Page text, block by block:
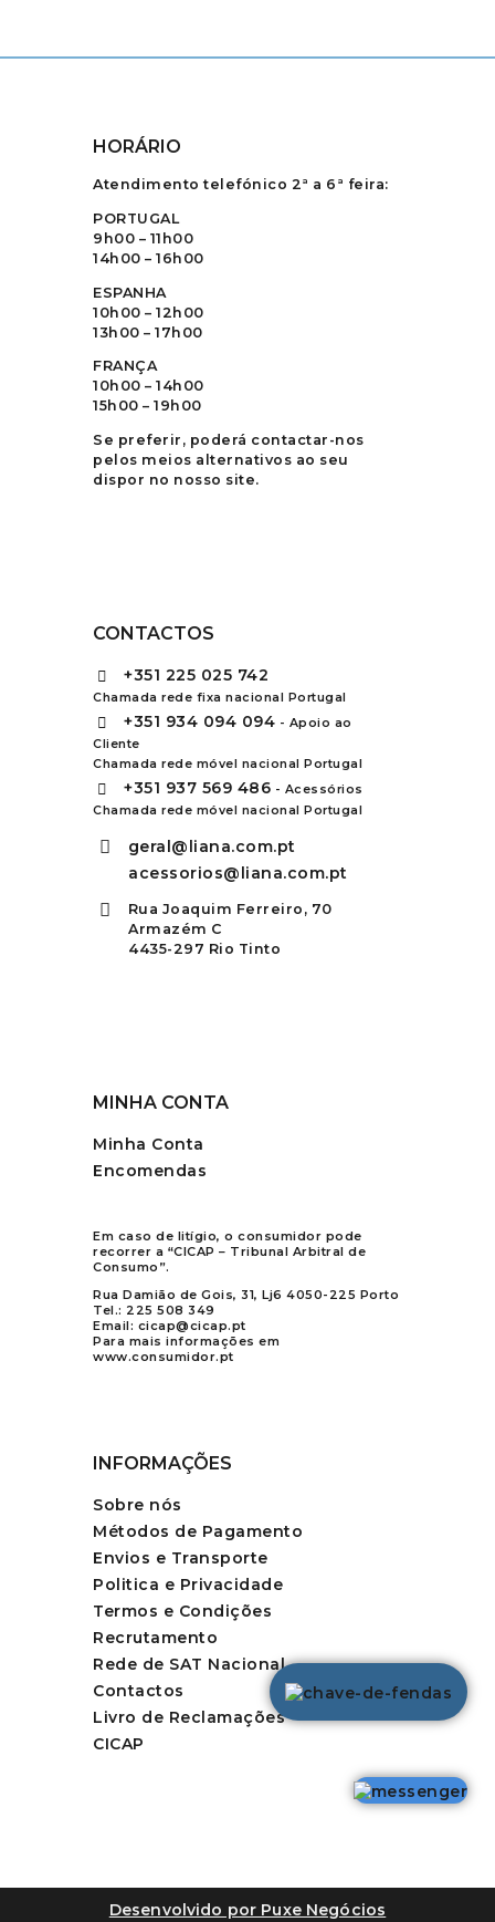
HORÁRIO
Atendimento telefónico 2ª a 6ª feira:
PORTUGAL
9h00 – 11h00
14h00 – 16h00
ESPANHA
10h00 – 12h00
13h00 – 17h00
FRANÇA
10h00 – 14h00
15h00 – 19h00
Se preferir, poderá contactar-nos
pelos meios alternativos ao seu
dispor no nosso site.
CONTACTOS
+351 225 025 742
Chamada rede fixa nacional Portugal
+351 934 094 094 - Apoio ao
Cliente
Chamada rede móvel nacional Portugal
+351 937 569 486 - Acessórios
Chamada rede móvel nacional Portugal
geral@liana.com.pt
acessorios@liana.com.pt
Rua Joaquim Ferreiro, 70
Armazém C
4435-297 Rio Tinto
MINHA CONTA
Minha Conta
Encomendas
Em caso de litígio, o consumidor pode
recorrer a “CICAP – Tribunal Arbitral de
Consumo”.
Rua Damião de Gois, 31, Lj6 4050-225 Porto
Tel.: 225 508 349
Email: cicap@cicap.pt
Para mais informações em
www.consumidor.pt
INFORMAÇÕES
Sobre nós
Métodos de Pagamento
Envios e Transporte
Politica e Privacidade
Termos e Condições
Recrutamento
Rede de SAT Nacional
Contactos
Livro de Reclamações
CICAP
Desenvolvido por Puxe Negócios